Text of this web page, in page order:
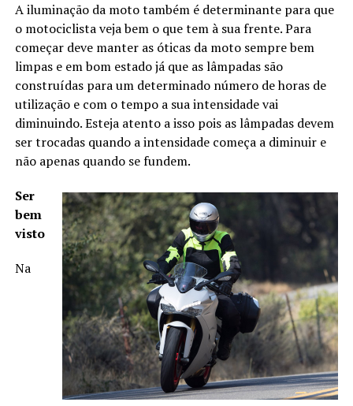
A iluminação da moto também é determinante para que
o motociclista veja bem o que tem à sua frente. Para
começar deve manter as óticas da moto sempre bem
limpas e em bom estado já que as lâmpadas são
construídas para um determinado número de horas de
utilização e com o tempo a sua intensidade vai
diminuindo. Esteja atento a isso pois as lâmpadas devem
ser trocadas quando a intensidade começa a diminuir e
não apenas quando se fundem.
Ser
bem
visto
Na